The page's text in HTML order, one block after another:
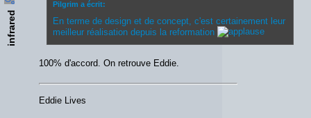
infrared
Pilgrim a écrit:
En terme de design et de concept, c'est certainement leur
meilleur réalisation depuis la reformation
100% d'accord. On retrouve Eddie.
Eddie Lives